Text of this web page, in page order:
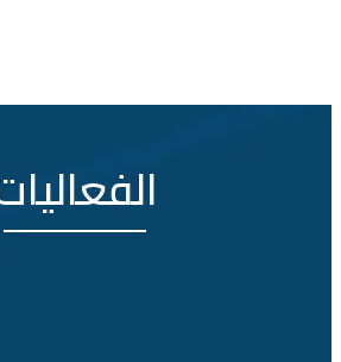
الفعاليات